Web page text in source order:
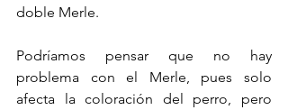
doble Merle.
Podríamos pensar que no hay
problema con el Merle, pues solo
afecta la coloración del perro, pero